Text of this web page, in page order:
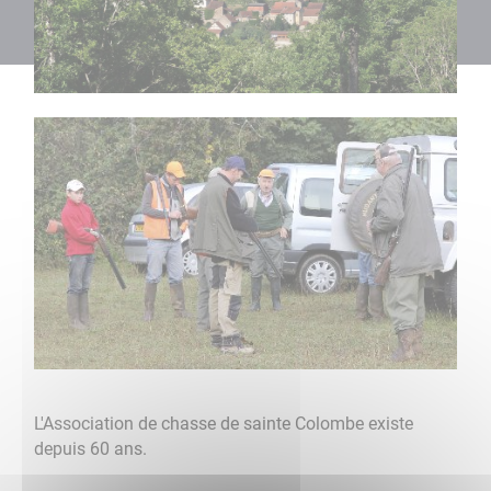
L'Association de chasse de sainte Colombe existe
depuis 60 ans.